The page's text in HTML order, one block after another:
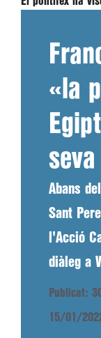
«la
Abans
Sant
l'Acció
diàleg a
Publicat:
15/01/